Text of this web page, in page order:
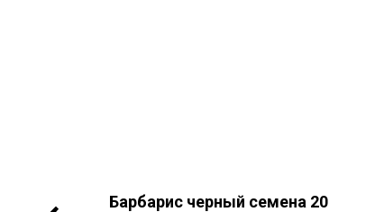
Барбарис черный семена 20